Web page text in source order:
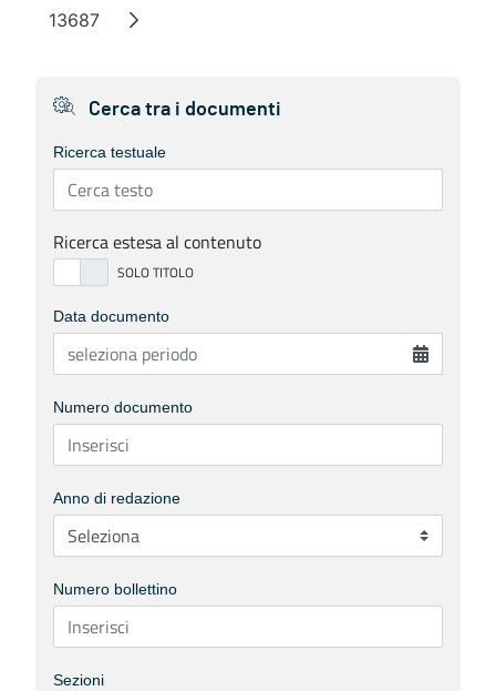
Pagina
13687
Cerca tra i documenti
Ricerca testuale
Ricerca estesa al contenuto
Data documento
Numero documento
Anno di redazione
Numero bollettino
Sezioni